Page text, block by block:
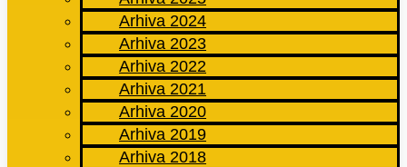
Arhiva 2024
Arhiva 2023
Arhiva 2022
Arhiva 2021
Arhiva 2020
Arhiva 2019
Arhiva 2018